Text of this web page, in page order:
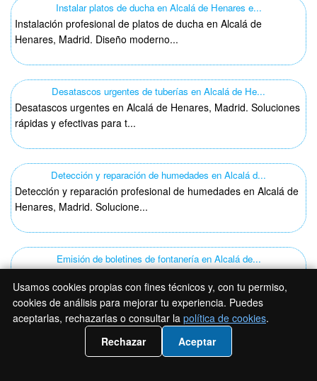
Instalar platos de ducha en Alcalá de Henares e...
Instalación profesional de platos de ducha en Alcalá de
Henares, Madrid. Diseño moderno...
Desatascos urgentes de tuberías en Alcalá de He...
Desatascos urgentes en Alcalá de Henares, Madrid. Soluciones
rápidas y efectivas para t...
Detección y reparación de humedades en Alcalá d...
Detección y reparación profesional de humedades en Alcalá de
Henares, Madrid. Solucione...
Emisión de boletines de fontanería en Alcalá de...
Madrid. Servicios rápidos y fiab...
Instalación de sanitarios y grifería en Alcalá ...
Instalación profesional de sanitarios y grifería en Alcalá de
📲 Llámanos 919 93 35 21
Usamos cookies propias con fines técnicos y, con tu permiso,
cookies de análisis para mejorar tu experiencia. Puedes
aceptarlas, rechazarlas o consultar la política de cookies.
Rechazar
Aceptar